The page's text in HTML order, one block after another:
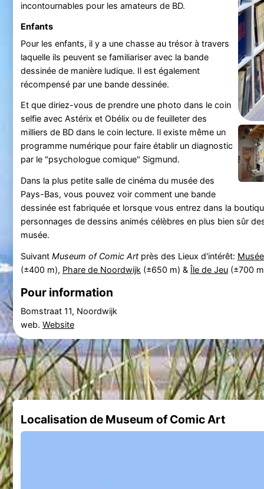
incontournables pour les amateurs de BD.
Enfants
Pour les enfants, il y a une chasse au trésor à travers
laquelle ils peuvent se familiariser avec la bande
dessinée de manière ludique. Il est également
récompensé par une bande dessinée.
Et que diriez-vous de prendre une photo dans le coin
selfie avec Astérix et Obélix ou de feuilleter des
milliers de BD dans le coin lecture. Il existe même un
programme numérique pour faire établir un diagnostic
par le "psychologue comique" Sigmund.
Dans la plus petite salle de cinéma du musée des
Pays-Bas, vous pouvez voir comment une bande
dessinée est fabriquée et lorsque vous entrez dans la
personnages de dessins animés célèbres en plus bien sûr
musée.
Suivant Museum of Comic Artprès des Lieux d'intérêt:
(±400 m), Phare de Noordwijk (±650 m) & Île de Jeu(±700
Pour information
Bomstraat 11, Noordwijk
web. Website
Localisation de Museum of Comic Art